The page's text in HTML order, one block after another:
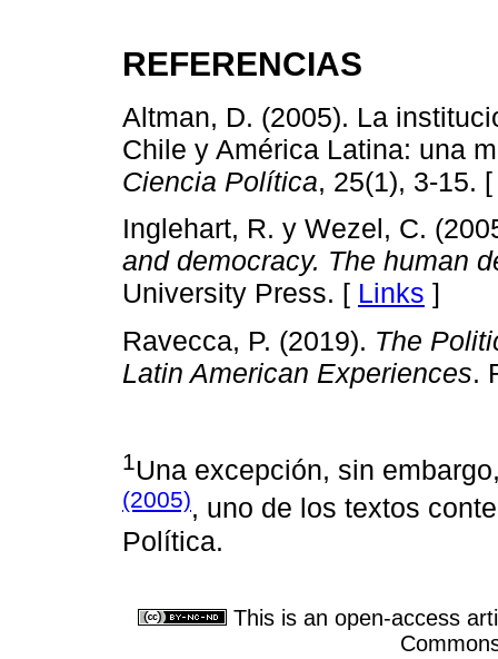
REFERENCIAS
Altman, D. (2005). La
Chile y América Latina: una
Ciencia Política, 25(1), 3-15.
Inglehart, R. y Wezel, C.
and democracy. The human
University Press. [ Links ]
Ravecca, P. (2019). The
Latin American Experiences.
1Una excepción, sin
(2005), uno de los textos
Política.
This is an open-access